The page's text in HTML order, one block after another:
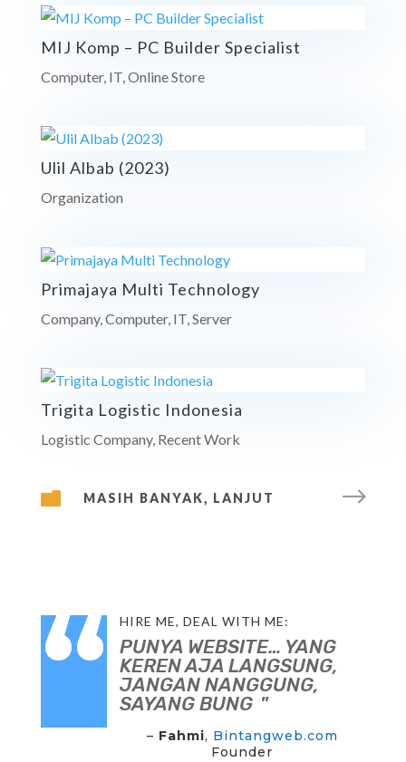
MIJ Komp – PC Builder Specialist
Computer, IT,Online Store
Ulil Albab (2023)
Organization
Primajaya Multi Technology
Company, Computer, IT, Server
Trigita Logistic Indonesia
Logistic Company, Recent Work
 MASIH BANYAK, LANJUT $
“ HIRE ME, DEAL WITH ME:
PUNYA WEBSITE… YANG
KEREN AJA LANGSUNG,
JANGAN NANGGUNG,
SAYANG BUNG“ ”
– Fahmi, Bintangweb.com
Founder